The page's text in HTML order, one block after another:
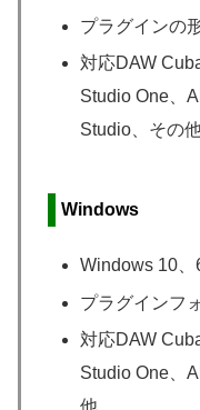
プラグインの
対応DAW
Studio One、
Studio、その他
Windows
Windows 10
プラグインフ
対応DAW
Studio One、
他。